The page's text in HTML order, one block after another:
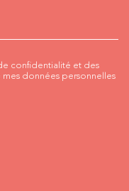
confidentialité et des
données personnelles